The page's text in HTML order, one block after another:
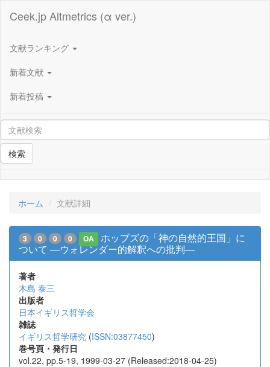
Ceek.jp Altmetrics (α ver.)
文献ランキング
新着文献
新着投稿
検索
ホーム 文献詳細
3 0 0 0 OA
ホッブズの「神の自然的王国」に
ついて ―ウォレンダー的解釈への批判―
著者
木島 泰三
出版者
日本イギリス哲学会
雑誌
イギリス哲学研究 (ISSN:03877450)
巻号頁・発行日
vol.22, pp.5-19, 1999-03-27 (Released:2018-04-25)